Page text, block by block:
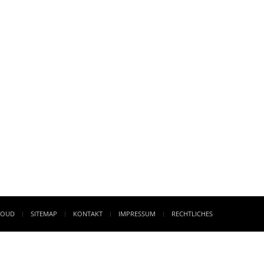
SITEMAP KONTAKT IMPRESSUM RECHTLICHES